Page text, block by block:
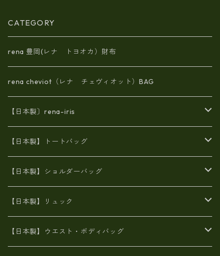
CATEGORY
rena 豊岡(レナ トヨオカ）財布
rena cheviot（レナ チェヴィオット）BAG
【日本製〕rena-iris
エナメル（パテント）レザー
牛革製品トート・ショルダー
牛革製品リュック
【日本製】トートバッグ
火山灰染めバッグ
8号帆布
豊岡製
ヌメ革バッグ
Ａ3サイズ
オイルレザー
【日本製】ショルダーバッグ
漂流ロープバッグ
6号蝋引き帆布
火山灰染めバッグ
【日本製】リュック
帆布
【日本製】ウエスト・ボディバッグ